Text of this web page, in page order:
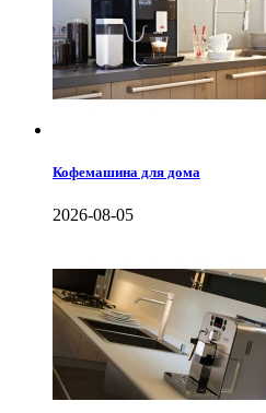
Кофемашина для дома
2026-08-05